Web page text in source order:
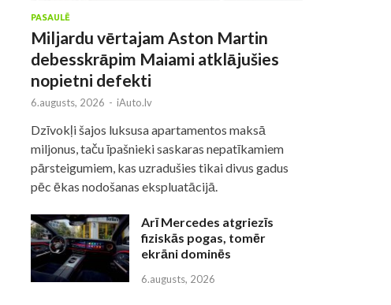
PASAULĒ
Miljardu vērtajam Aston Martin
debesskrāpim Maiami atklājušies
nopietni defekti
6.augusts, 2026 - iAuto.lv
Dzīvokļi šajos luksusa apartamentos maksā
miljonus, taču īpašnieki saskaras nepatīkamiem
pārsteigumiem, kas uzradušies tikai divus gadus
pēc ēkas nodošanas ekspluatācijā.
Arī Mercedes atgriezīs
fiziskās pogas, tomēr
ekrāni dominēs
6.augusts, 2026